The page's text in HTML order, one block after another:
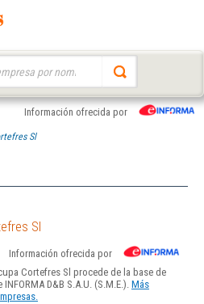
Información ofrecida por
Sl
Sl
Información ofrecida por
Cortefres Sl procede de la base de
D&B S.A.U. (S.M.E.). Más